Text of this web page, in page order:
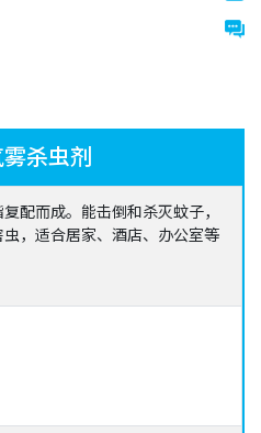
杀虫剂
配而成。能击倒和杀灭蚊子，
，适合居家、酒店、办公室等